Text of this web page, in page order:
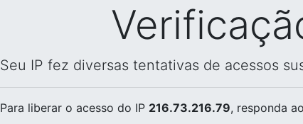
Seu IP fez diversas tentativas de acessos
Para liberar o acesso do IP 216.73.216.79, responda